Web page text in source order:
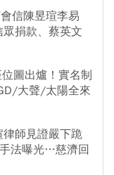
信陳昱瑄李易
捐款、蔡英文
圖出爐！實名制
大聲/太陽全來
師見證嚴下跪
法曝光…慈濟回